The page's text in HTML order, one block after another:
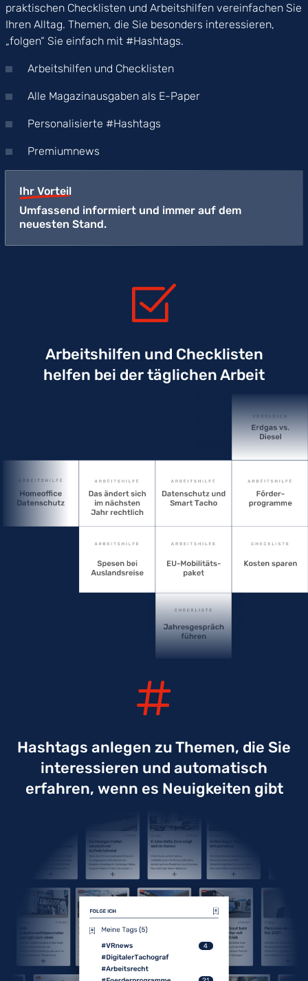
praktischen Checklisten und Arbeitshilfen vereinfachen Sie
Ihren Alltag. Themen, die Sie besonders interessieren,
„folgen“ Sie einfach mit #Hashtags.
Arbeitshilfen und Checklisten
Alle Magazinausgaben als E-Paper
Personalisierte #Hashtags
Premiumnews
Ihr Vorteil
Umfassend informiert und immer auf dem
neuesten Stand.
Arbeitshilfen und Checklisten
helfen bei der täglichen Arbeit
Hashtags anlegen zu Themen, die Sie
interessieren und automatisch
erfahren, wenn es Neuigkeiten gibt